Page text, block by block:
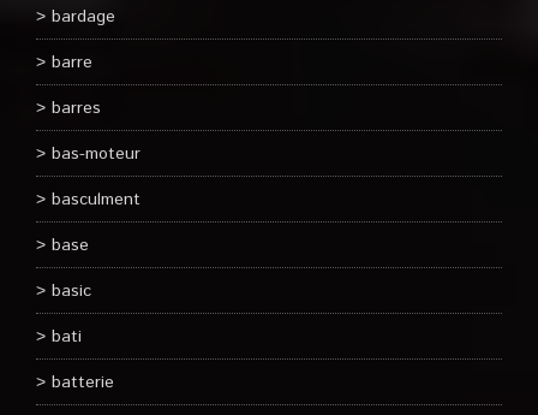
bardage
barre
barres
bas-moteur
basculment
base
basic
bati
batterie